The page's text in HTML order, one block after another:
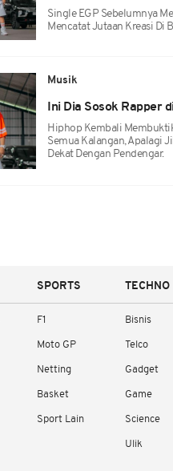
Single EGP Sebelumnya
Mencatat Jutaan Kreasi Di
Musik
Ini Dia Sosok Rapper
Hiphop Kembali
Semua Kalangan, Apalagi
Dekat Dengan Pendengar.
SPORTS
F1
Moto GP
Netting
Basket
Sport Lain
TECHNO
Bisnis
Telco
Gadget
Game
Science
Ulik